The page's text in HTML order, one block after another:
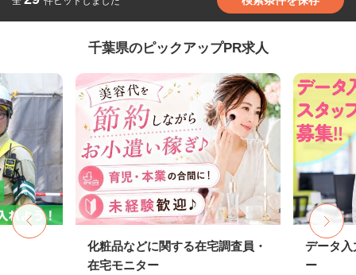
千葉県のピックアップPR求人
化粧品などに関する在宅調査員・
在宅モニター
データ入
ー